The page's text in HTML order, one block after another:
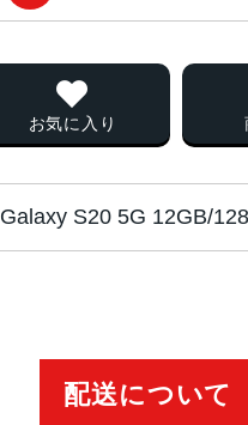
お気に入り
Galaxy S20 5G 12GB/
ク
配送について